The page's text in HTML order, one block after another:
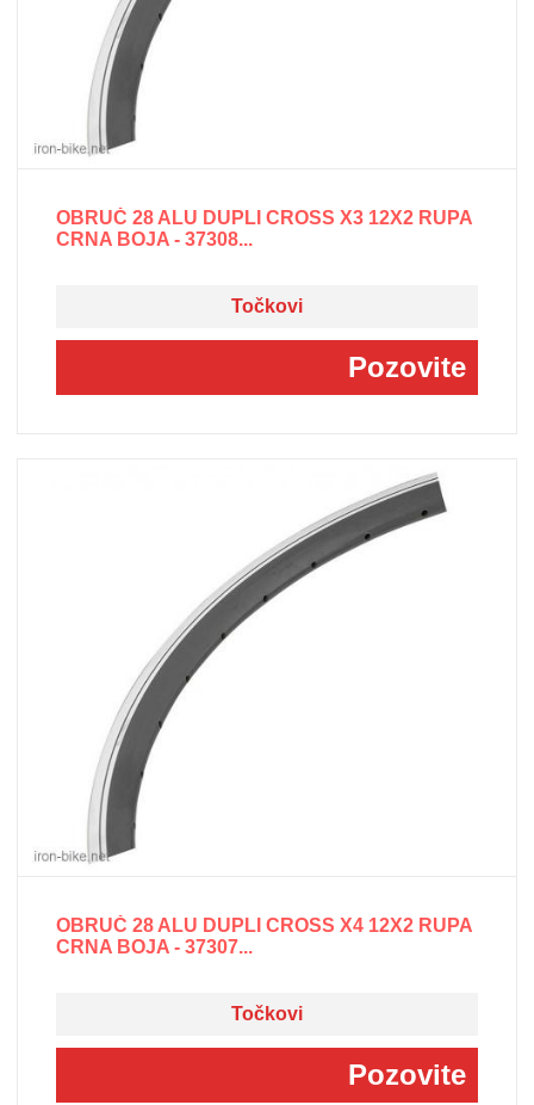
OBRUČ 28 ALU DUPLI CROSS X3 12X2 RUPA
CRNA BOJA - 37308...
Točkovi
Pozovite
OBRUČ 28 ALU DUPLI CROSS X4 12X2 RUPA
CRNA BOJA - 37307...
Točkovi
Pozovite